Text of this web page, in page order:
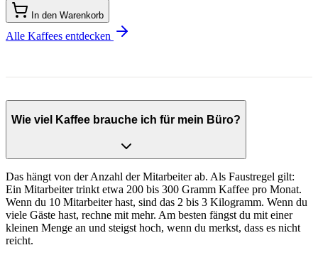
In den Warenkorb
Alle Kaffees entdecken
Wie viel Kaffee brauche ich für mein Büro?
Das hängt von der Anzahl der Mitarbeiter ab. Als Faustregel gilt:
Ein Mitarbeiter trinkt etwa 200 bis 300 Gramm Kaffee pro Monat.
Wenn du 10 Mitarbeiter hast, sind das 2 bis 3 Kilogramm. Wenn du
viele Gäste hast, rechne mit mehr. Am besten fängst du mit einer
kleinen Menge an und steigst hoch, wenn du merkst, dass es nicht
reicht.